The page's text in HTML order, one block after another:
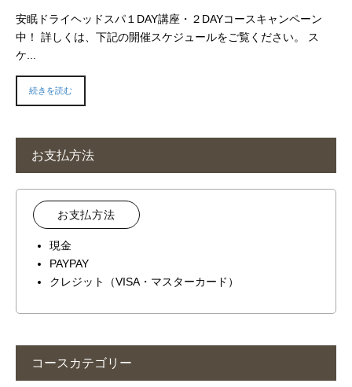
安眠ドライヘッドスパ１DAY講座・２DAYコースキャンペーン
中！ 詳しくは、下記の開催スケジュールをご覧ください。 ス
ケ...
続きを読む
お支払方法
お支払方法
現金
PAYPAY
クレジット（VISA・マスターカード）
コースカテゴリー